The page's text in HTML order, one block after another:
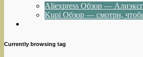
Aliexpress Обзор —
Kupi Обзор — смотри,
Currently browsing tag